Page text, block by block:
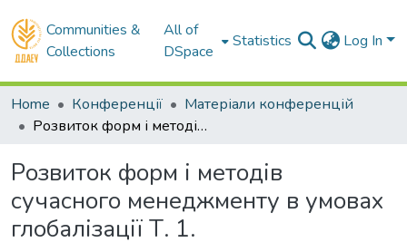
Communities &
Collections
All of
DSpace
Statistics Log In
Home Конференції
Матеріали конференцій
Розвиток форм і методів сучасного менеджменту в умовах глобалізації Т. 1.
Розвиток форм і методів
сучасного менеджменту в умовах
глобалізації Т. 1.